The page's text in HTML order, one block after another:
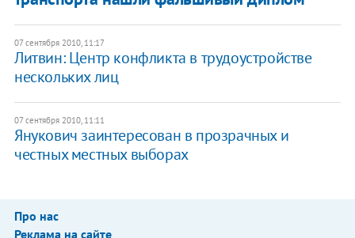
07 сентября 2010, 11:17
Литвин: Центр конфликта в трудоустройстве
нескольких лиц
07 сентября 2010, 11:11
Янукович заинтересован в прозрачных и
честных местных выборах
Про нас
Реклама на сайте